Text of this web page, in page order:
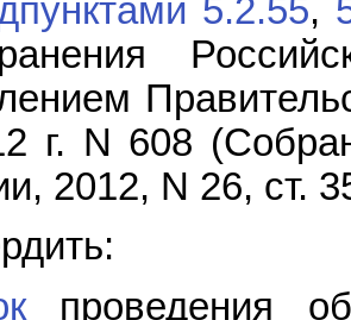
5.2.55,
г. N 608
2012, N 26, ст.
проведения